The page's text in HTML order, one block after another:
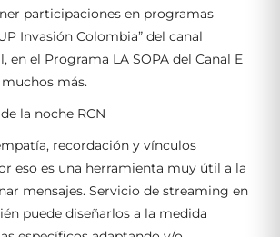
participaciones en programas
Invasión Colombia” del canal
en el Programa LA SOPA del Canal E
más.
de la noche RCN
recordación y vínculos
eso es una herramienta muy útil a la
mensajes. Servicio de streaming en
puede diseñarlos a la medida